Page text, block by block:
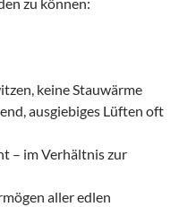
keine Stauwärme
ausgiebiges Lüften oft
– im Verhältnis zur
aller edlen